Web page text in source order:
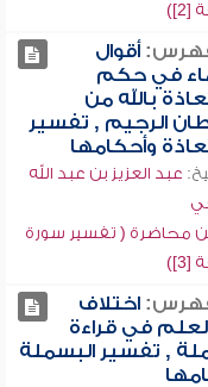
[2])
أقوال
في حكم
بالله من
الرجيم , تفسير
وأحكامها
عبد العزيز بن عبد الله
محاضرة ( تفسير سورة
[3])
اختلاف
في قراءة
, تفسير البسملة